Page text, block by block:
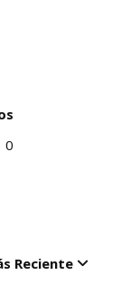
0
Reciente